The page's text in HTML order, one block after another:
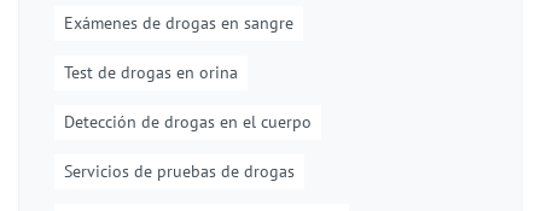
Exámenes de drogas en sangre
Test de drogas en orina
Detección de drogas en el cuerpo
Servicios de pruebas de drogas